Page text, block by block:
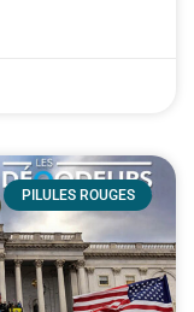
PILULES ROUGES